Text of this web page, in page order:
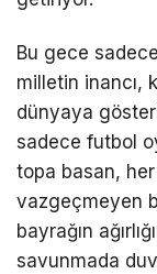
Bu gece
milletin inancı,
dünyaya
sadece futbol
topa basan,
vazgeçmeyen
bayrağın
savunmada